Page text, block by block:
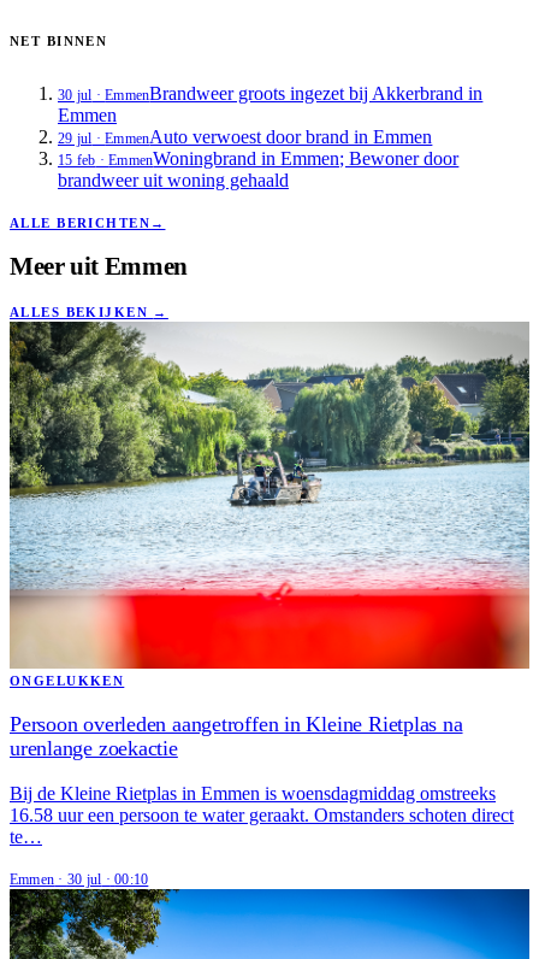
NET BINNEN
30 jul ·EmmenBrandweer groots ingezet bij Akkerbrand in
Emmen
29 jul ·EmmenAuto verwoest door brand in Emmen
15 feb ·EmmenWoningbrand in Emmen; Bewoner door
brandweer uit woning gehaald
ALLE BERICHTEN →
Meer uit Emmen
ALLES BEKIJKEN →
ONGELUKKEN
Persoon overleden aangetroffen in Kleine Rietplas na
urenlange zoekactie
Bij de Kleine Rietplas in Emmen is woensdagmiddag omstreeks
16.58 uur een persoon te water geraakt. Omstanders schoten direct
te…
Emmen · 30 jul · 00:10